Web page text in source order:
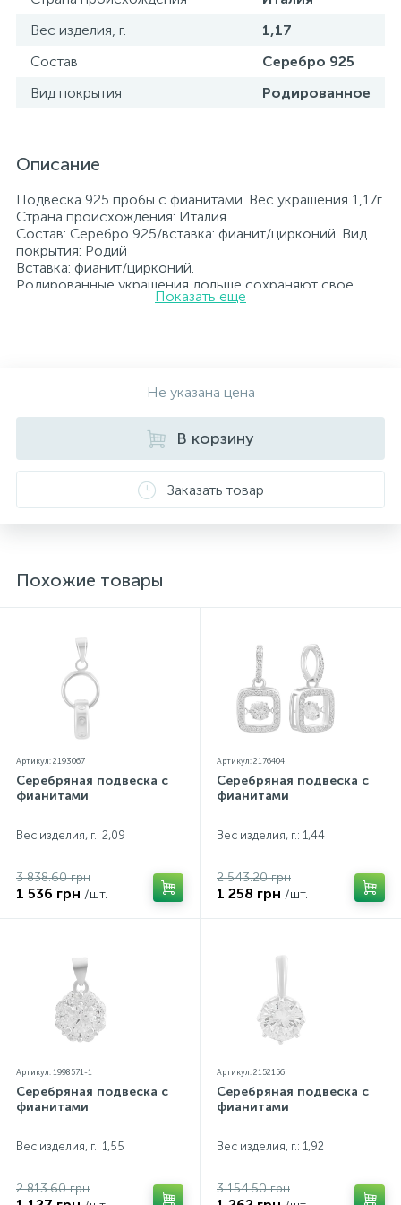
Вес изделия, г.
1,17
Состав
Серебро 925
Вид покрытия
Родированное
Описание
Подвеска 925 пробы с фианитами. Вес украшения 1,17г.
Страна происхождения: Италия.
Состав: Серебро 925/вставка: фианит/цирконий. Вид
покрытия: Родий
Вставка: фианит/цирконий.
Родированные украшения дольше сохраняют свое
первоначальное состояние, а именно цвет и блеск
проба. К каждому ювелирному украшению
прилагаются бирка с указанием всех
параметров.*Цвета изделий на сайте могут
незначительно отличаться от реальных из-за
особенностей цветопередачи экрана
Показать еще
Не указана цена
В корзину
Заказать товар
Похожие товары
Артикул: 2193067
Серебряная подвеска с
фианитами
Вес изделия, г.: 2,09
3 838.60 грн
1 536 грн /шт.
Артикул: 2176404
Серебряная подвеска с
фианитами
Вес изделия, г.: 1,44
2 543.20 грн
1 258 грн /шт.
Артикул: 1998571-1
Серебряная подвеска с
фианитами
Вес изделия, г.: 1,55
2 813.60 грн
Артикул: 2152156
Серебряная подвеска с
фианитами
Вес изделия, г.: 1,92
3 154.50 грн